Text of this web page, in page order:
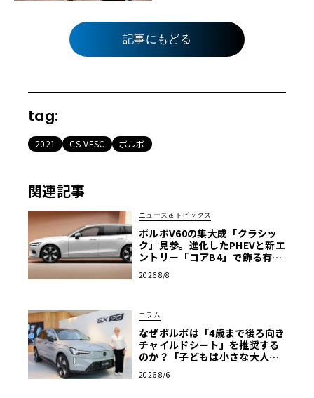
記事にもどる
tag:
2021 CS-VESC ボルボ
関連記事
ニュース＆トピックス
ボルボV60の集大成「クラシッ
ク」見参。進化したPHEVと新エ
ントリー「コアB4」で飾る有終
2026 8/8
コラム
なぜボルボは「4歳まで後ろ向き
チャイルドシート」を推奨する
のか？「子どもは小さな大人で
と最新テクノロジー
2026 8/6